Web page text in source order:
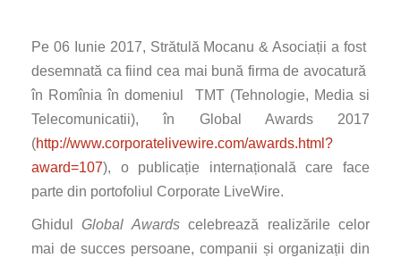
Pe 06 Iunie 2017, Strătulă Mocanu & Asociații a fost
desemnată ca fiind cea mai bună firma de avocatură
în Romînia în domeniul TMT (Tehnologie, Media si
Telecomunicatii), în Global Awards 2017
(http://www.corporatelivewire.com/awards.html?
award=107), o publicație internațională care face
parte din portofoliul Corporate LiveWire.
GhidulGlobal Awardscelebrează realizările celor
mai de succes persoane, companii și organizații din